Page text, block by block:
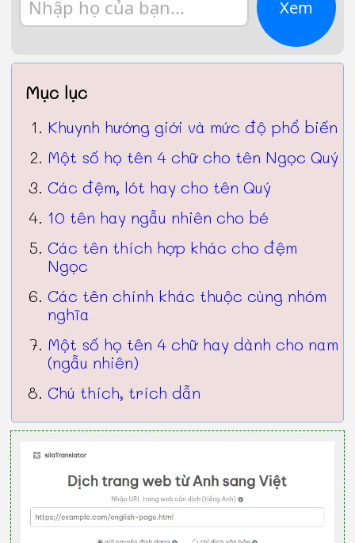
Xem
Mục lục
Khuynh hướng giới và mức độ phổ biến
Một số họ tên 4 chữ cho tên Ngọc Quý
Các đệm, lót hay cho tên Quý
10 tên hay ngẫu nhiên cho bé
Các tên thích hợp khác cho đệm
Ngọc
Các tên chính khác thuộc cùng nhóm
nghĩa
Một số họ tên 4 chữ hay dành cho nam
(ngẫu nhiên)
Chú thích, trích dẫn